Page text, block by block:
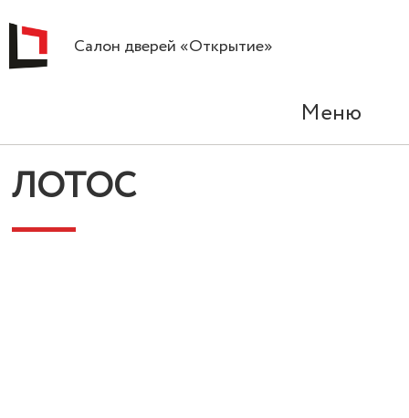
Салон дверей «Открытие»
Меню
ЛОТОС